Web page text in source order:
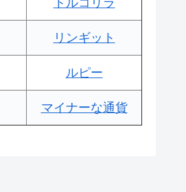
トルコリラ
リンギット
ルピー
マイナーな通貨